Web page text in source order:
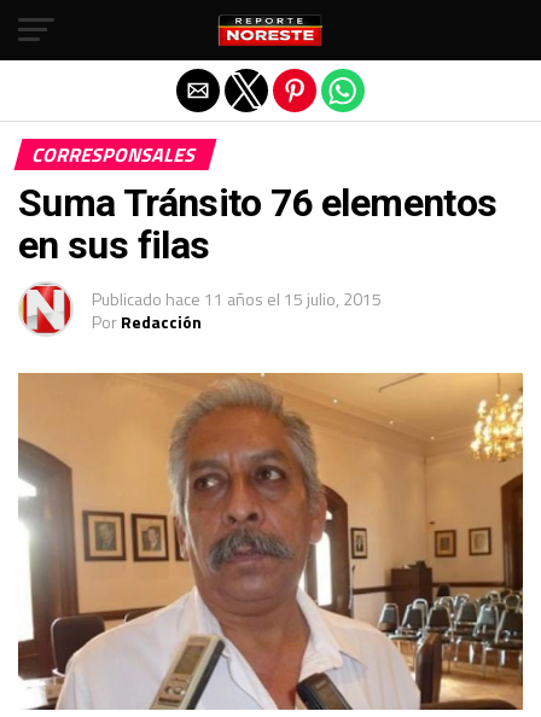
CORRESPONSALES
Suma Tránsito 76 elementos
en sus filas
Publicado hace 11 años el 15 julio, 2015
PorRedacción
Salir de la versión móvil